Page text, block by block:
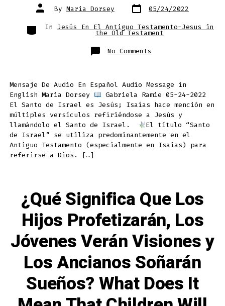
Post
author
By Maria Dorsey Post
date
05/24/2022
Categories
In Jesús En El Antiguo Testamento-Jesus in
the Old Testament
No Comments
¿Quién
Israel?
Who
Is
The
Holy
One
of
Israel?
Mensaje De Audio En Español Audio Message in
English Maria Dorsey
Gabriela Ramie 05-24-2022
El Santo de Israel es Jesús; Isaías hace mención en
múltiples versículos refiriéndose a Jesús y
llamándolo el Santo de Israel.
El título “Santo
de Israel” se utiliza predominantemente en el
Antiguo Testamento (especialmente en Isaías) para
referirse a Dios. […]
¿Qué Significa Que Los
Hijos Profetizarán, Los
Jóvenes Verán Visiones y
Los Ancianos Soñarán
Sueños? What Does It